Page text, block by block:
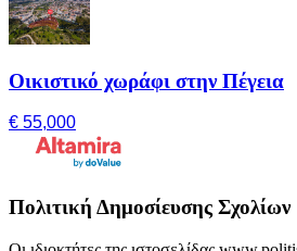
Οικιστικό χωράφι στην Πέγεια
€ 55,000
Πολιτική Δημοσίευσης Σχολίων